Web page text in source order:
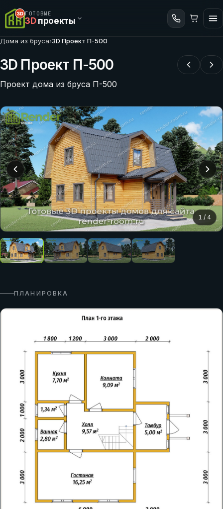
ГОТОВЫЕ
3Dпроекты
Дома из бруса›3D Проект П-500
3D Проект П-500
Проект дома из бруса П-500
1 / 4
ПЛАНИРОВКА